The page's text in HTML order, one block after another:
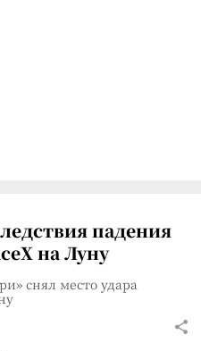
падения
на Луну
снял место удара